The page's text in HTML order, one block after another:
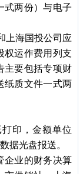
式两份）与电子
上海国投公司应
权运作费用列支
主要包括专项财
纸质文件一式两
印，金额单位
据光盘报送。
企业的财务决算